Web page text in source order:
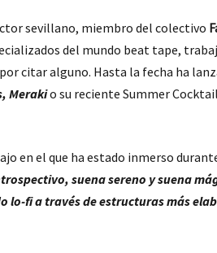
sevillano, miembro del colectivo
del mundo beat tape,
citar alguno. Hasta la fecha ha
Merakio su reciente Summer
en el que ha estado inmerso
suena sereno y suena
lo-fi a través de estructuras más